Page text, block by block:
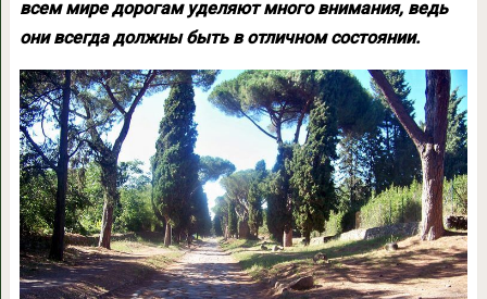
всем мире дорогам уделяют много внимания, ведь
они всегда должны быть в отличном состоянии.